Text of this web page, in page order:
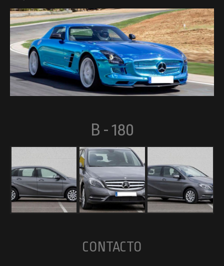
B - 180
CONTACTO